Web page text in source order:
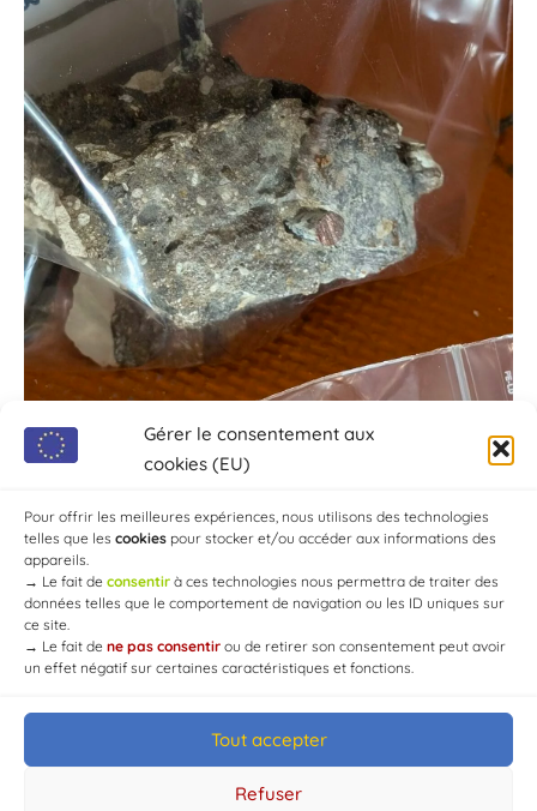
Gérer le consentement aux
cookies (EU)
Pour offrir les meilleures expériences, nous utilisons des technologies
telles que les cookies pour stocker et/ou accéder aux informations des
appareils.
→ Le fait de consentir à ces technologies nous permettra de traiter des
données telles que le comportement de navigation ou les ID uniques sur
ce site.
→ Le fait de ne pas consentir ou de retirer son consentement peut avoir
un effet négatif sur certaines caractéristiques et fonctions.
Tout accepter
Refuser
© Mairie de Chaource [2004-2024] | Tous droits réservés.
Developed byWEB3-DESIGN